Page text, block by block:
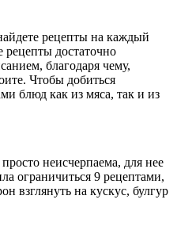
рецепты на каждый
рецепты достаточно
благодаря чему,
Чтобы добиться
блюд как из мяса, так и из
неисчерпаема, для нее
ограничиться 9 рецептами,
взглянуть на кускус, булгур